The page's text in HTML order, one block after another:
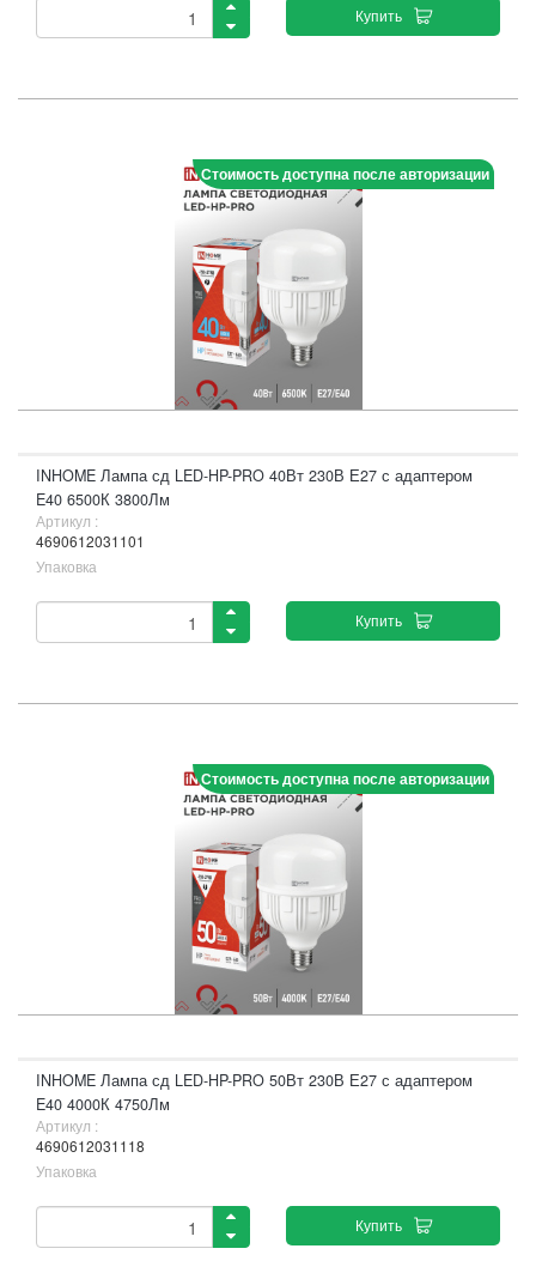
Купить
Стоимость доступна после авторизации
INHOME Лампа сд LED-HP-PRO 40Вт 230В Е27 с адаптером
E40 6500К 3800Лм
Артикул :
4690612031101
Упаковка
Купить
Стоимость доступна после авторизации
INHOME Лампа сд LED-HP-PRO 50Вт 230В Е27 с адаптером
E40 4000К 4750Лм
Артикул :
4690612031118
Упаковка
Купить